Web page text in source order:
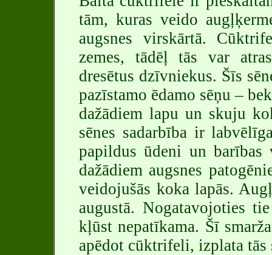
tām, kuras veido
augsnes virskārtā.
zemes, tādēļ tās var
dresētus dzīvniekus. Šīs
pazīstamo ēdamo sēņu –
dažādiem lapu un skuju
sēnes sadarbība ir
papildus ūdeni un barības
dažādiem augsnes
veidojušās koka lapās.
augustā. Nogatavojoties
kļūst nepatīkama. Šī
apēdot cūktrifeli, izplata tās